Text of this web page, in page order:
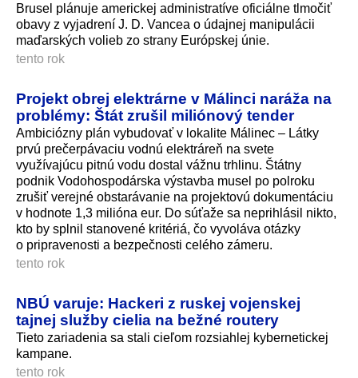
Brusel plánuje americkej administratíve oficiálne tlmočiť
obavy z vyjadrení J. D. Vancea o údajnej manipulácii
maďarských volieb zo strany Európskej únie.
tento rok
Projekt obrej elektrárne v Málinci naráža na
problémy: Štát zrušil miliónový tender
Ambiciózny plán vybudovať v lokalite Málinec – Látky
prvú prečerpávaciu vodnú elektráreň na svete
využívajúcu pitnú vodu dostal vážnu trhlinu. Štátny
podnik Vodohospodárska výstavba musel po polroku
zrušiť verejné obstarávanie na projektovú dokumentáciu
v hodnote 1,3 milióna eur. Do súťaže sa neprihlásil nikto,
kto by splnil stanovené kritériá, čo vyvoláva otázky
o pripravenosti a bezpečnosti celého zámeru.
tento rok
NBÚ varuje: Hackeri z ruskej vojenskej
tajnej služby cielia na bežné routery
Tieto zariadenia sa stali cieľom rozsiahlej kybernetickej
kampane.
tento rok